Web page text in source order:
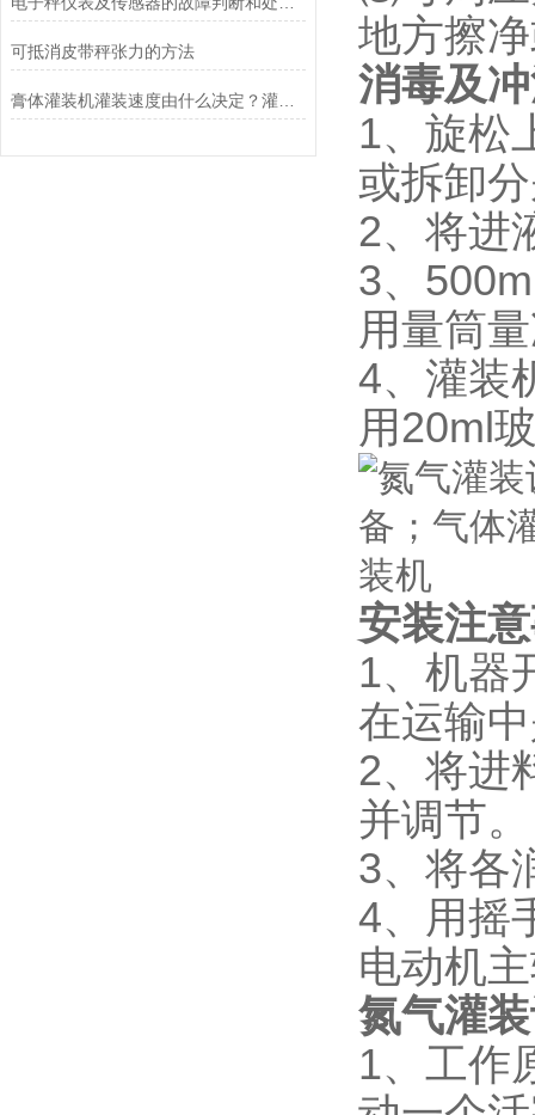
可抵消皮带秤张力的方法
地方擦
消毒及
1、旋松
或拆卸
2、将进
3、
用量筒
4、灌装
用20ml
安装注
1、机器
在运输
2、将进
并调节。
3、将各
4、用摇
电动机
氮气灌
1、工作